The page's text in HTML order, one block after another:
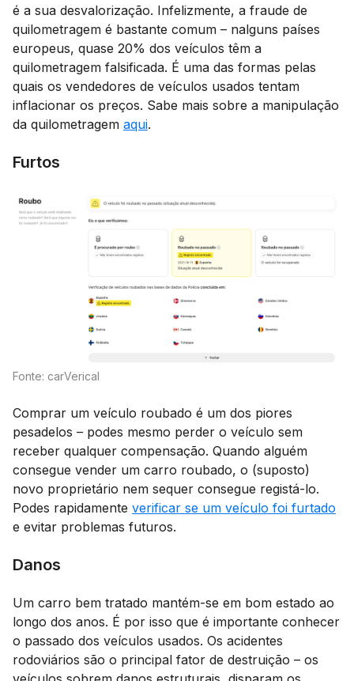
é a sua desvalorização. Infelizmente, a fraude de
quilometragem é bastante comum – nalguns países
europeus, quase 20% dos veículos têm a
quilometragem falsificada. É uma das formas pelas
quais os vendedores de veículos usados tentam
inflacionar os preços. Sabe mais sobre a manipulação
da quilometragem aqui.
Furtos
Fonte: carVerical
Comprar um veículo roubado é um dos piores
pesadelos – podes mesmo perder o veículo sem
receber qualquer compensação. Quando alguém
consegue vender um carro roubado, o (suposto)
novo proprietário nem sequer consegue registá-lo.
Podes rapidamente verificar se um veículo foi furtado
e evitar problemas futuros.
Danos
Um carro bem tratado mantém-se em bom estado ao
longo dos anos. É por isso que é importante conhecer
o passado dos veículos usados. Os acidentes
rodoviários são o principal fator de destruição – os